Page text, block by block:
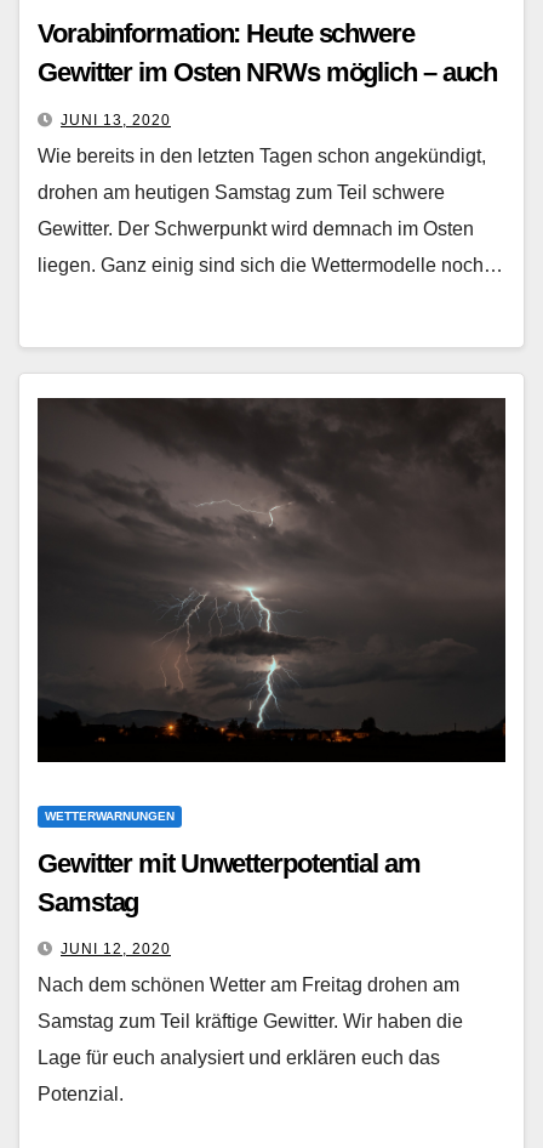
Vorabinformation: Heute schwere
Gewitter im Osten NRWs möglich – auch
im Westen gewittrig
JUNI 13, 2020
Wie bereits in den letzten Tagen schon angekündigt,
drohen am heutigen Samstag zum Teil schwere
Gewitter. Der Schwerpunkt wird demnach im Osten
liegen. Ganz einig sind sich die Wettermodelle noch…
WETTERWARNUNGEN
Gewitter mit Unwetterpotential am
Samstag
JUNI 12, 2020
Nach dem schönen Wetter am Freitag drohen am
Samstag zum Teil kräftige Gewitter. Wir haben die
Lage für euch analysiert und erklären euch das
Potenzial.